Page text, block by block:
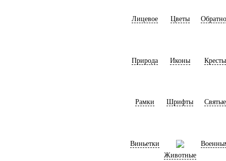
Лицевое Цветы
Природа Иконы Кресты
Рамки Шрифты Святые
Виньетки
Животные